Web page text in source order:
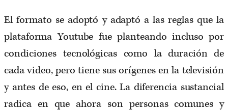
El formato se adoptó y adaptó a las reglas que la
plataforma Youtube fue planteando incluso por
condiciones tecnológicas como la duración de
cada video, pero tiene sus orígenes en la televisión
y antes de eso, en el cine. La diferencia sustancial
radica en que ahora son personas comunes y